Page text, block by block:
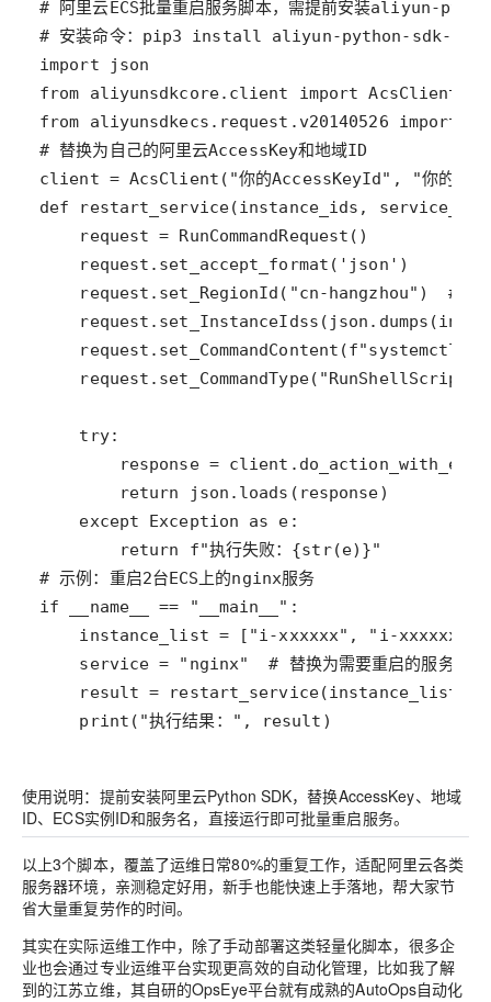
    print("执行结果：", result)
使用说明：提前安装阿里云Python SDK，替换AccessKey、地域
ID、ECS实例ID和服务名，直接运行即可批量重启服务。
以上3个脚本，覆盖了运维日常80%的重复工作，适配阿里云各类
服务器环境，亲测稳定好用，新手也能快速上手落地，帮大家节
省大量重复劳作的时间。
其实在实际运维工作中，除了手动部署这类轻量化脚本，很多企
业也会通过专业运维平台实现更高效的自动化管理，比如我了解
到的江苏立维，其自研的OpsEye平台就有成熟的AutoOps自动化